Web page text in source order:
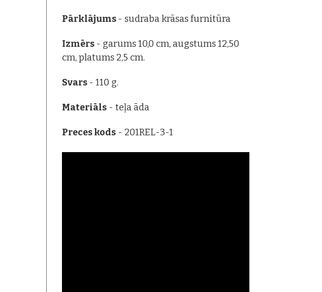
Pārklājums - sudraba krāsas furnitūra
Izmērs - garums 10,0 cm, augstums 12,50
cm, platums 2,5 cm.
Svars - 110 g.
Materiāls - teļa āda
Preces kods - 201REL-3-1